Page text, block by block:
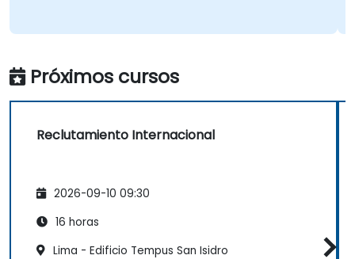
Próximos cursos
Reclutamiento Internacional
2026-09-10 09:30
16 horas
Lima - Edificio Tempus San Isidro